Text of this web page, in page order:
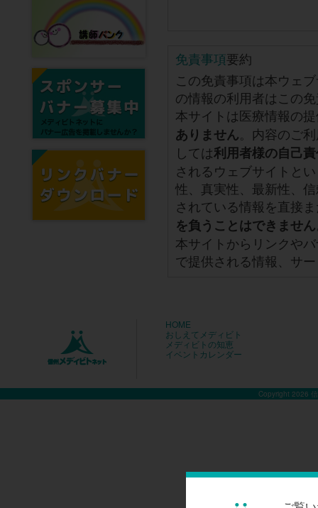
免責事項要約
この免責事項は本ウェ
の情報の利用者はこの
本サイトは医療情報の
ありません。内容のご
しては利用者様の自己
されるウェブサイトと
性、真実性、最新性、
されている情報を直接
を負うことはできません
本サイトからリンクや
で提供される情報、サ
HOME
おしえてメディビト
メディビトの知恵
イベントカレンダー
Copyright 2026